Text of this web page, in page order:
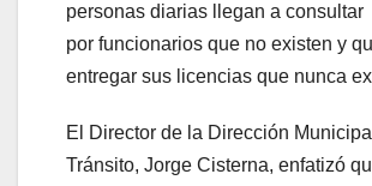
personas diarias llegan a consultar
por funcionarios que no existen y
entregar sus licencias que nunca
El Director de la Dirección
Tránsito, Jorge Cisterna, enfatizó